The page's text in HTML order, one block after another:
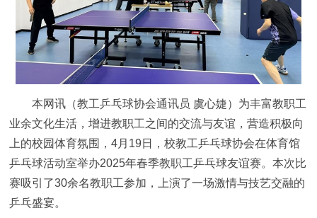
本网讯（教工乒乓球协会通讯员 虞心婕）为丰富教职工
业余文化生活，增进教职工之间的交流与友谊，营造积极向
上的校园体育氛围，4月19日，校教工乒乓球协会在体育馆
乒乓球活动室举办2025年春季教职工乒乓球友谊赛。本次比
赛吸引了30余名教职工参加，上演了一场激情与技艺交融的
乒乓盛宴。